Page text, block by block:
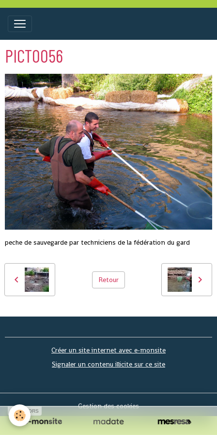
PICT0056
peche de sauvegarde par techniciens de la fédération du gard
Retour
Créer un site internet avec e-monsite
Signaler un contenu illicite sur ce site
Gestion des cookies
SPONSORS